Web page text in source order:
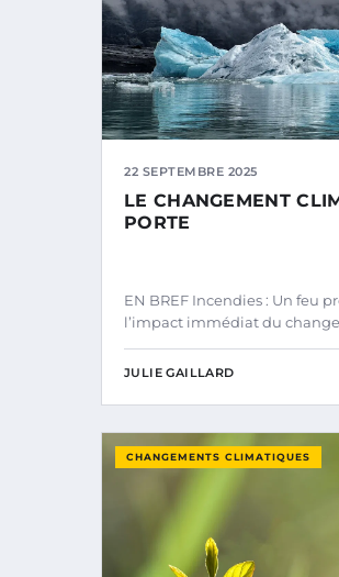
22 SEPTEMBRE 2025
LE CHANGEMENT
PORTE
EN BREF Incendies : Un feu
l’impact immédiat du
JULIE GAILLARD
CHANGEMENTS CLIMATIQUES